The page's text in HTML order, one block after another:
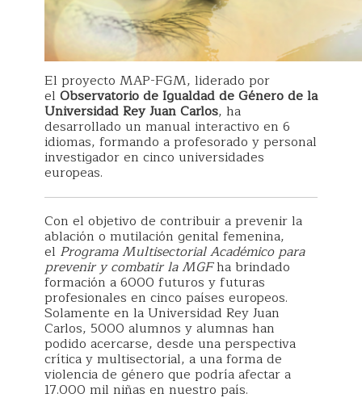
El proyecto MAP-FGM, liderado por
el Observatorio de Igualdad de Género de la
Universidad Rey Juan Carlos, ha
desarrollado un manual interactivo en 6
idiomas, formando a profesorado y personal
investigador en cinco universidades
europeas.
Con el objetivo de contribuir a prevenir la
ablación o mutilación genital femenina,
el Programa Multisectorial Académico para
prevenir y combatir la MGFha brindado
formación a 6000 futuros y futuras
profesionales en cinco países europeos.
Solamente en la Universidad Rey Juan
Carlos, 5000 alumnos y alumnas han
podido acercarse, desde una perspectiva
crítica y multisectorial, a una forma de
violencia de género que podría afectar a
17.000 mil niñas en nuestro país.